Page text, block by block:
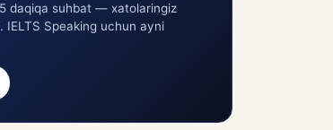
daqiqa suhbat — xatolaringiz
IELTS Speaking uchun ayni